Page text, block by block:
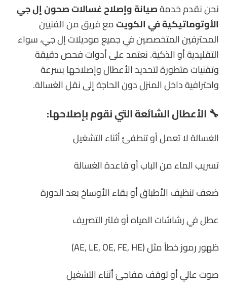
نحن نقدم خدمةصيانة وإصلاح غسالات صحون إل جي
الأوتوماتيكية في الكويتمع فريق من الفنيين
المحترفين المتخصصين في جميع موديلات إل جي، سواء
التقليدية أو الذكية. نعتمد على أدوات فحص دقيقة
وتقنيات متطورة لتحديد الأعطال وإصلاحها بسرعة
واحترافية داخل المنزل دون الحاجة إلى نقل الغسالة.
🔧 الأعطال الشائعة التي نقوم بإصلاحها:
الغسالة لا تعمل أو تنطفئ أثناء التشغيل
تسريب الماء من الباب أو قاعدة الغسالة
ضعف تنظيف الأطباق أو بقاء الأوساخ بعد الدورة
عطل في رشاشات المياه أو فلتر التصريف
ظهور رموز خطأ مثل (AE, LE, OE, FE, HE)
صوت عالي أو توقف مفاجئ أثناء التشغيل